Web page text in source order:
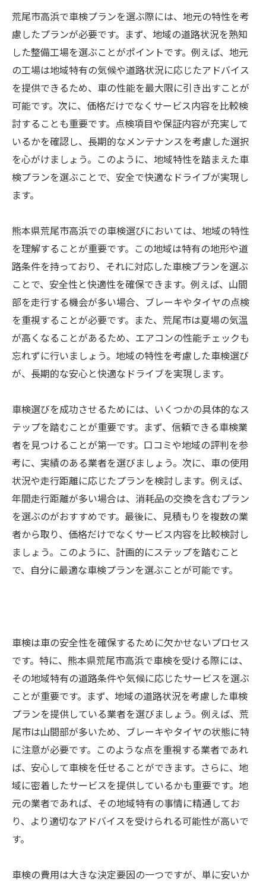
荒尾市高浜で車検プランを選ぶ際には、地元の特性を考
慮したプランが必要です。まず、地域の道路状況を熟知
した整備工場を選ぶことがポイントです。例えば、地元
の工場は地域特有の気候や道路状況に応じたアドバイス
を提供できるため、車の性能を最大限に引き出すことが
可能です。次に、価格だけでなくサービス内容を比較検
討することも重要です。点検項目や保証内容が充実して
いるかを確認し、長期的なメンテナンスを考慮した選択
を心がけましょう。このように、地域特性を踏まえた車
検プランを選ぶことで、安全で快適なドライブが実現し
ます。
熊本県荒尾市高浜での車検選びにおいては、地域の特性
を理解することが重要です。この地域は特有の地形や道
路条件を持っており、それに対応した車検プランを選ぶ
ことで、安全性と快適性を確保できます。例えば、山間
部を走行する機会が多い場合、ブレーキやタイヤの点検
を重視することが必要です。また、荒尾市は夏場の気温
が高くなることがあるため、エアコンの性能チェックも
忘れずに行いましょう。地域の特性を考慮した車検選び
が、長期的な安心と快適なドライブを実現します。
車検選びを成功させるためには、いくつかの具体的なス
テップを踏むことが重要です。まず、信頼できる車検業
者を見つけることが第一です。口コミや地域の評判を参
考に、実績のある業者を選びましょう。次に、車の使用
状況や走行距離に応じたプランを検討します。例えば、
年間走行距離が多い場合は、消耗品の交換を含むプラン
を選ぶのがおすすめです。最後に、見積もりを複数の業
者から取り、価格だけでなくサービス内容を比較検討し
ましょう。このように、計画的にステップを踏むこと
で、自分に最適な車検プランを選ぶことが可能です。
車検は車の安全性を確保するために欠かせないプロセス
です。特に、熊本県荒尾市高浜で車検を受ける際には、
その地域特有の道路条件や気候に応じたサービスを選ぶ
ことが重要です。まず、地域の道路状況を考慮した車検
プランを提供している業者を選びましょう。例えば、荒
尾市は山間部が多いため、ブレーキやタイヤの状態に特
に注意が必要です。このような点を重視する業者であれ
ば、安心して車検を任せることができます。さらに、地
域に密着したサービスを提供しているかも重要です。地
元の業者であれば、その地域特有の事情に精通してお
り、より適切なアドバイスを受けられる可能性が高いで
す。
車検の費用は大きな決定要因の一つですが、単に安いか